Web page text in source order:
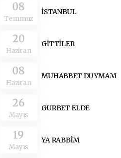
08
Temmuz
İSTANBUL
20
Haziran
GİTTİLER
08
Haziran
MUHABBET DUYMAM
26
Mayıs
GURBET ELDE
19
Mayıs
YA RABBİM